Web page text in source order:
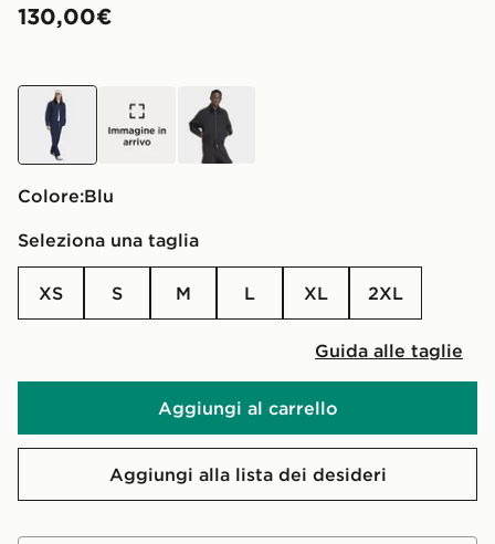
130,00€
beige nero
Colore:
blu
Seleziona una taglia
XS S M L XL 2XL
Guida alle taglie
Aggiungi al carrello
Aggiungi alla lista dei desideri